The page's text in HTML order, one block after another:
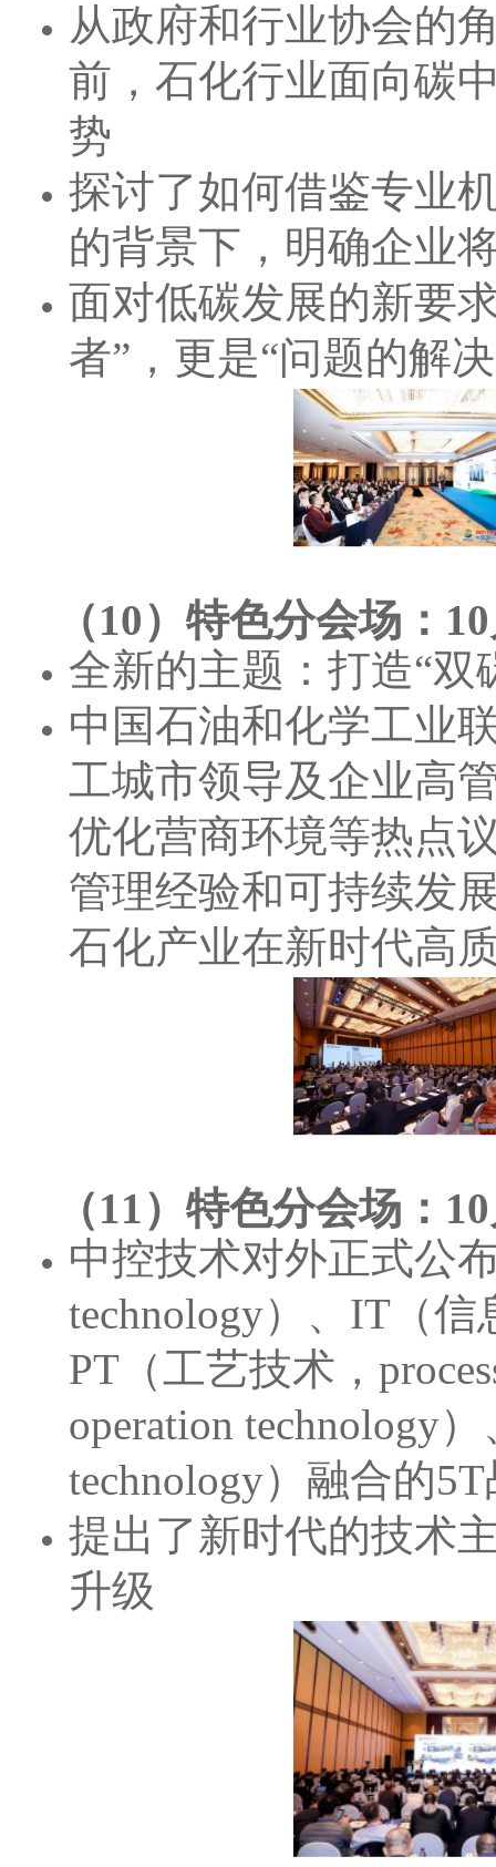
从政府和行业协会的
前，石化行业面向碳
势
探讨了如何借鉴专业
的背景下，明确企业
面对低碳发展的新要
者”，更是“问题的解
（10）特色分会场：
全新的主题：打造“
中国石油和化学工业
工城市领导及企业高
优化营商环境等热点
管理经验和可持续发
石化产业在新时代高
（11）特色分会场：
中控技术对外正式公
technology）、IT（信
PT（工艺技术，
operation technology
technology）融合的
提出了新时代的技术
升级